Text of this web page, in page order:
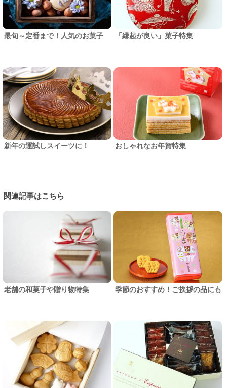
最旬～定番まで！人気のお菓子 「縁起が良い」菓子特集
新年の運試しスイーツに！ おしゃれなお年賀特集
関連記事はこちら
老舗の和菓子や贈り物特集 季節のおすすめ！ご挨拶の品にも